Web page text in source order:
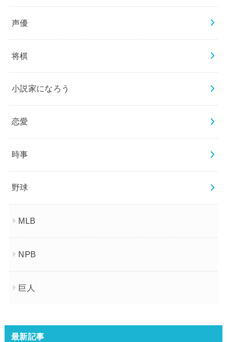
声優
将棋
小説家になろう
恋愛
時事
野球
MLB
NPB
巨人
最新記事